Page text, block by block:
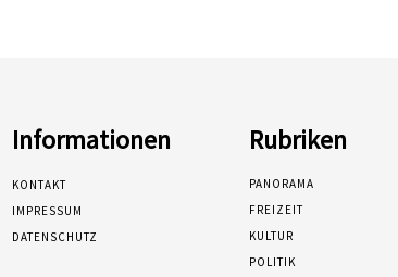
Informationen
KONTAKT
IMPRESSUM
DATENSCHUTZ
Rubriken
PANORAMA
FREIZEIT
KULTUR
POLITIK